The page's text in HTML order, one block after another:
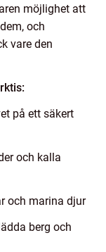
möjlighet att
och
vare den
på ett säkert
och kalla
och marina djur
berg och